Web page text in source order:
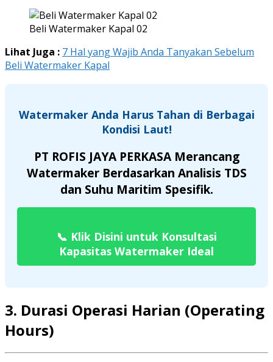
Beli Watermaker Kapal 02
Lihat Juga : 7 Hal yang Wajib Anda Tanyakan Sebelum
Beli Watermaker Kapal
Watermaker Anda Harus Tahan di Berbagai
Kondisi Laut!
PT ROFIS JAYA PERKASA Merancang
Watermaker Berdasarkan Analisis TDS
dan Suhu Maritim Spesifik.
📞 Klik Disini untuk Konsultasi
Kapasitas Watermaker Ideal
3. Durasi Operasi Harian (Operating
Hours)